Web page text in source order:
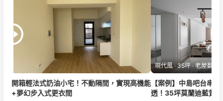
開箱輕法式奶油小宅！不動隔間，實現高機能
+夢幻步入式更衣間
現代風 ‧ 35坪 ‧ 老屋翻新
【案例】中島吧台串
透！35坪莫蘭迪藍質